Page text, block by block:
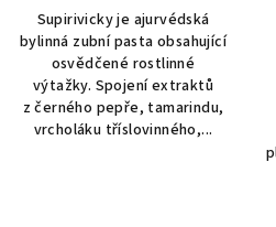
Supirivicky je ajurvédská
bylinná zubní pasta obsahující
osvědčené rostlinné
výtažky. Spojení extraktů
z černého pepře, tamarindu,
vrcholáku tříslovinného,...